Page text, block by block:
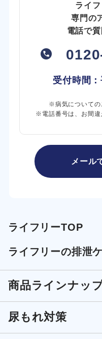
ライ
専門の
電話で質
受付時間：
※病気についての
※電話番号は、お間違
メール
ライフリーTOP
ライフリーの排泄
商品ラインナッ
尿もれ対策